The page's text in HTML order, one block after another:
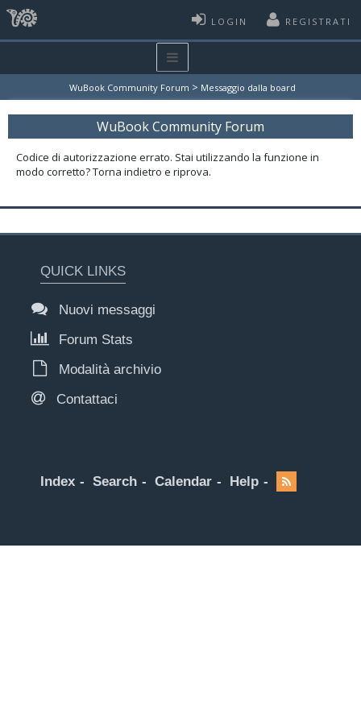
LOGIN REGISTRATI
WuBook Community Forum > Messaggio dalla board
WuBook Community Forum
Codice di autorizzazione errato. Stai utilizzando la funzione in
modo corretto? Torna indietro e riprova.
QUICK LINKS
Nuovi messaggi
Forum Stats
Modalità archivio
Contattaci
Index Search Calendar Help